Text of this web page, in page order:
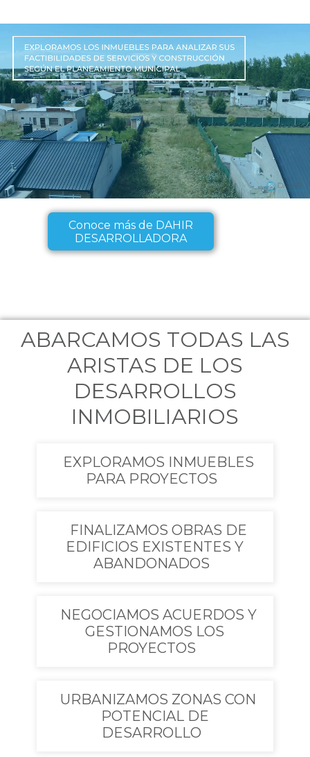
Conoce más de DAHIR
DESARROLLADORA
ABARCAMOS TODAS LAS
ARISTAS DE LOS
DESARROLLOS
INMOBILIARIOS
EXPLORAMOS INMUEBLES
PARA PROYECTOS
FINALIZAMOS OBRAS DE
EDIFICIOS EXISTENTES Y
ABANDONADOS
NEGOCIAMOS ACUERDOS Y
GESTIONAMOS LOS
PROYECTOS
URBANIZAMOS ZONAS CON
POTENCIAL DE
DESARROLLO